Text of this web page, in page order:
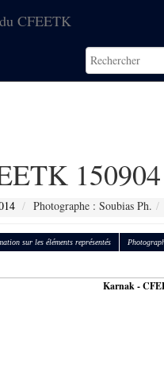
CFEETK
150904
Photographe : Soubias Ph.
sur les éléments représentés